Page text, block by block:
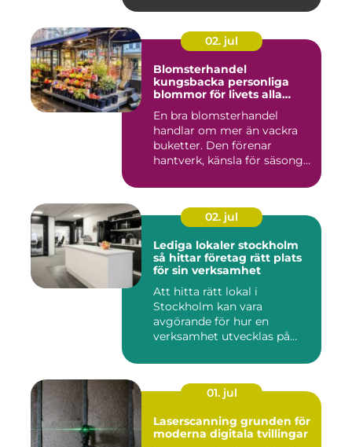
02. jul
Blomsterhandel
kungsbacka personliga
blommor för livets alla
En bra blomsterhandel
handlar om mer än vackra
buketter. Den förenar
hantverk, känsla för säsong
02. jul
Lediga lokaler stockholm
så hittar företag rätt plats
för sin verksamhet
Att hitta rätt lokal i
Stockholm kan vara
avgörande för hur en
verksamhet utvecklas på
01. jul
Laserscanning grunden för
moderna digitala tvillingar